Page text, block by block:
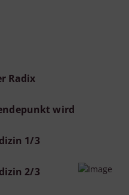
Radix
wird
1/3
2/3